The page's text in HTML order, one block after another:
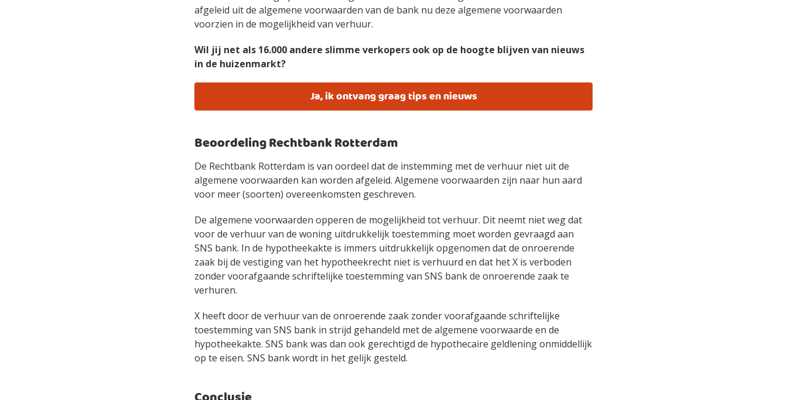
afgeleid uit de algemene voorwaarden van de bank nu deze algemene voorwaarden
voorzien in de mogelijkheid van verhuur.
Wil jij net als 16.000 andere slimme verkopers ook op de hoogte blijven van nieuws
in de huizenmarkt?
Ja, ik ontvang graag tips en nieuws
Beoordeling Rechtbank Rotterdam
De Rechtbank Rotterdam is van oordeel dat de instemming met de verhuur niet uit de
algemene voorwaarden kan worden afgeleid. Algemene voorwaarden zijn naar hun aard
voor meer (soorten) overeenkomsten geschreven.
De algemene voorwaarden opperen de mogelijkheid tot verhuur. Dit neemt niet weg dat
voor de verhuur van de woning uitdrukkelijk toestemming moet worden gevraagd aan
SNS bank. In de hypotheekakte is immers uitdrukkelijk opgenomen dat de onroerende
zaak bij de vestiging van het hypotheekrecht niet is verhuurd en dat het X is verboden
zonder voorafgaande schriftelijke toestemming van SNS bank de onroerende zaak te
verhuren.
X heeft door de verhuur van de onroerende zaak zonder voorafgaande schriftelijke
toestemming van SNS bank in strijd gehandeld met de algemene voorwaarde en de
hypotheekakte. SNS bank was dan ook gerechtigd de hypothecaire geldlening onmiddellijk
op te eisen. SNS bank wordt in het gelijk gesteld.